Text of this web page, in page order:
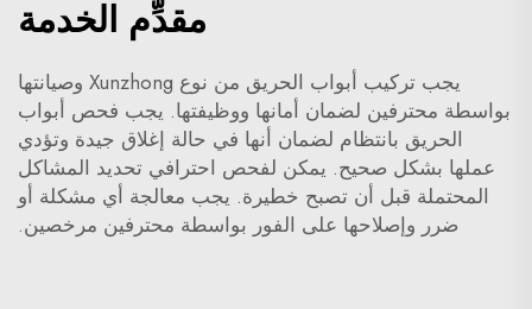
مقدِّم الخدمة
يجب تركيب أبواب الحريق من نوع Xunzhong وصيانتها
بواسطة محترفين لضمان أمانها ووظيفتها. يجب فحص أبواب
الحريق بانتظام لضمان أنها في حالة إغلاق جيدة وتؤدي
عملها بشكل صحيح. يمكن لفحص احترافي تحديد المشاكل
المحتملة قبل أن تصبح خطيرة. يجب معالجة أي مشكلة أو
ضرر وإصلاحها على الفور بواسطة محترفين مرخصين.